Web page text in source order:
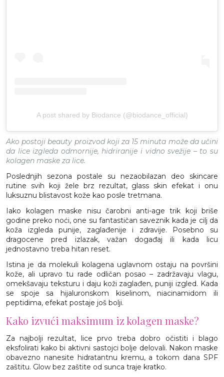
A post shared by Biodance (@biodance_official)
Ako postoji beauty proizvod koji za 15 minuta može da učini
da lice izgleda odmornije, hidriranije i vidno svežije – to su
kolagen maske za lice.
Poslednjih sezona postale su nezaobilazan deo skincare
rutine svih koji žele brz rezultat, glass skin efekat i onu
luksuznu blistavost kože kao posle tretmana.
Iako kolagen maske nisu čarobni anti-age trik koji briše
godine preko noći, one su fantastičan saveznik kada je cilj da
koža izgleda punije, zaglađenije i zdravije. Posebno su
dragocene pred izlazak, važan događaj ili kada licu
jednostavno treba hitan reset.
Istina je da molekuli kolagena uglavnom ostaju na površini
kože, ali upravo tu rade odličan posao – zadržavaju vlagu,
omekšavaju teksturu i daju koži zaglađen, puniji izgled. Kada
se spoje sa hijaluronskom kiselinom, niacinamidom ili
peptidima, efekat postaje još bolji.
Kako izvući maksimum iz kolagen maske?
Za najbolji rezultat, lice prvo treba dobro očistiti i blago
eksfolirati kako bi aktivni sastojci bolje delovali. Nakon maske
obavezno nanesite hidratantnu kremu, a tokom dana SPF
zaštitu. Glow bez zaštite od sunca traje kratko.